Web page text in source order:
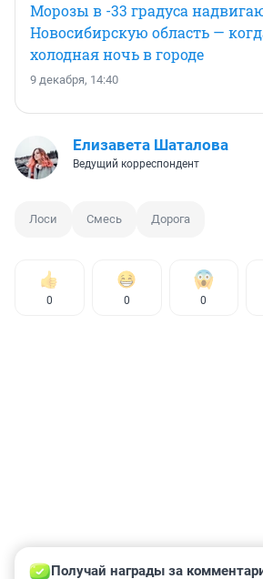
Морозы в -33 градуса
Новосибирскую область —
холодная ночь в городе
9 декабря, 14:40
Елизавета Шаталова
Ведущий корреспондент
Лоси Смесь Дорога
0 0 0
Получай награды за